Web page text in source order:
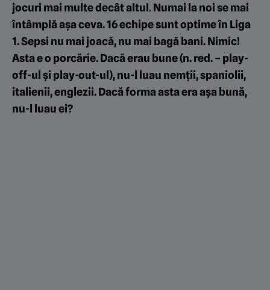
jocuri mai multe decât altul. Numai la noi se mai
întâmplă așa ceva. 16 echipe sunt optime în Liga
1.Sepsinu mai joacă, nu mai bagă bani. Nimic!
Asta e o porcărie. Dacă erau bune (n. red. – play-
off-ul și play-out-ul), nu-l luau nemții, spaniolii,
italienii, englezii. Dacă forma asta era așa bună,
nu-l luau ei?